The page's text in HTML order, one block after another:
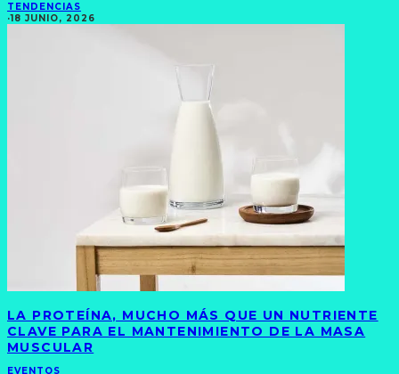
TENDENCIAS
·18 JUNIO, 2026
LA PROTEÍNA, MUCHO MÁS QUE UN NUTRIENTE
CLAVE PARA EL MANTENIMIENTO DE LA MASA
MUSCULAR
EVENTOS